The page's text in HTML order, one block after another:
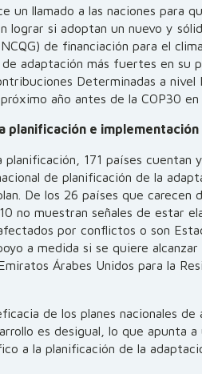
un llamado a las naciones para
lograr si adoptan un nuevo y
de financiación para el
adaptación más fuertes en su
Determinadas a nivel
año antes de la COP30 en
planificación e implementación
planificación, 171 países cuentan
de planificación de la
De los 26 países que carecen
no muestran señales de estar
por conflictos o son
a medida si se quiere
Árabes Unidos para la
de los planes nacionales
es desigual, lo que apunta
a la planificación de la